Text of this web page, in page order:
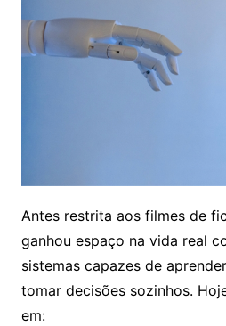
Antes restrita aos filmes de
ganhou espaço na vida real
sistemas capazes de
tomar decisões sozinhos.
em: